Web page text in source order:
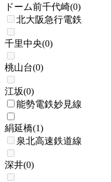
ドーム前千代崎(0)
北大阪急行電鉄
千里中央(0)
桃山台(0)
江坂(0)
能勢電鉄妙見線
絹延橋(1)
泉北高速鉄道線
深井(0)